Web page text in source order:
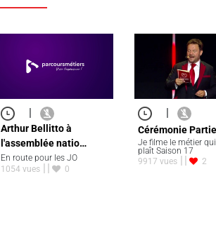
|
Arthur Bellitto à
l'assemblée natio…
En route pour les JO
1054 vues
0
|
Cérémonie
Je filme le métier
plaît Saison 17
9917 vues
2